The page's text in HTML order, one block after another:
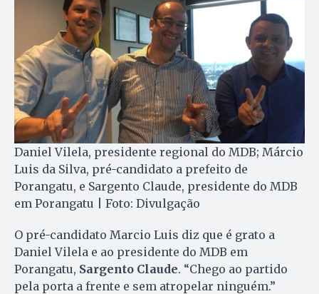
Daniel Vilela, presidente regional do MDB; Márcio
Luis da Silva, pré-candidato a prefeito de
Porangatu, e Sargento Claude, presidente do MDB
em Porangatu | Foto: Divulgação
O pré-candidato Marcio Luis diz que é grato a
Daniel Vilela e ao presidente do MDB em
Porangatu, Sargento Claude. “Chego ao partido
pela porta a frente e sem atropelar ninguém.”